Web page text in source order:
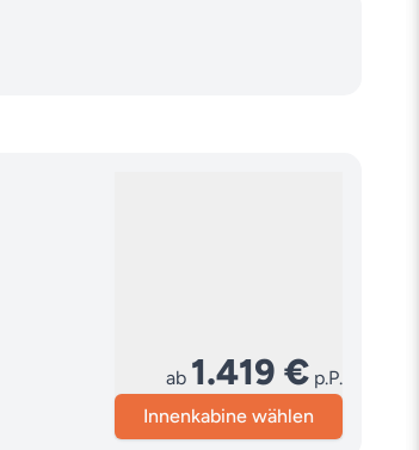
ab 1.419 € p.P.
Innenkabine wählen